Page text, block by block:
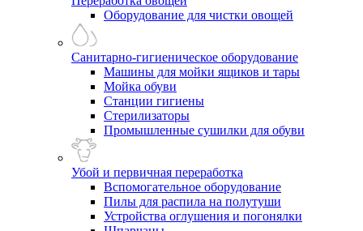
Оборудование для чистки овощей
Санитарно-гигиеническое оборудование
Машины для мойки ящиков и тары
Мойка обуви
Станции гигиены
Стерилизаторы
Промышленные сушилки для обуви
Убой и первичная переработка
Вспомогательное оборудование
Пилы для распила на полутуши
Устройства оглушения и погонялки